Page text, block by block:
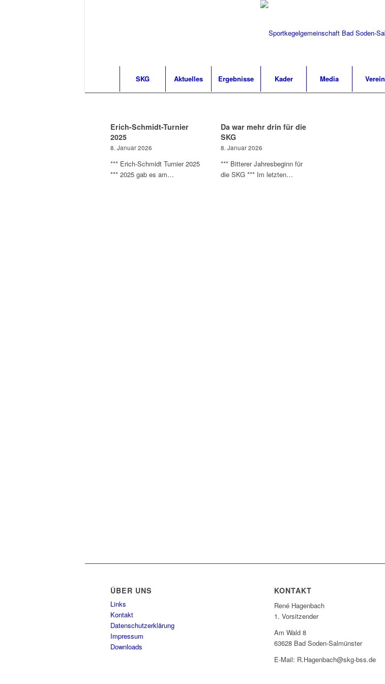
SKG Aktuelles Ergebnisse Kader Media Verein
Erich-Schmidt-Turnier
2025
8. Januar 2026
*** Erich-Schmidt Turnier 2025
*** 2025 gab es am…
Da war mehr drin für die
SKG
8. Januar 2026
*** Bitterer Jahresbeginn für
die SKG *** Im letzten…
ÜBER UNS
Links
Kontakt
Datenschutzerklärung
Impressum
Downloads
KONTAKT
René Hagenbach
1. Vorsitzender
Am Wald 8
63628 Bad Soden-Salmünster
E-Mail: R.Hagenbach@skg-bss.de